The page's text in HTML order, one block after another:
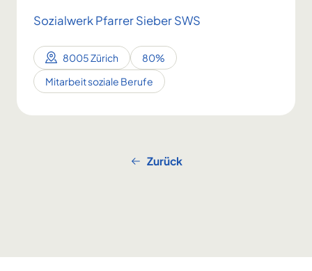
Sozialwerk Pfarrer Sieber SWS
8005 Zürich
80%
Mitarbeit soziale Berufe
Zurück